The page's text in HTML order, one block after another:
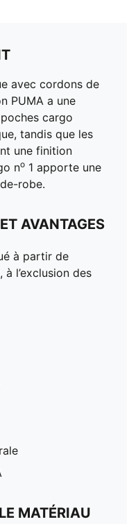
avec cordons de
PUMA a une
cargo
tandis que les
une finition
no 1 apporte une
robe.
AVANTAGES
à partir de
l’exclusion des
MATÉRIAU